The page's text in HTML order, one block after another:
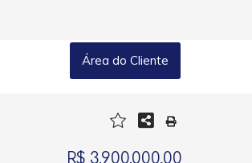
Área do Cliente
R$ 3.900.000,00